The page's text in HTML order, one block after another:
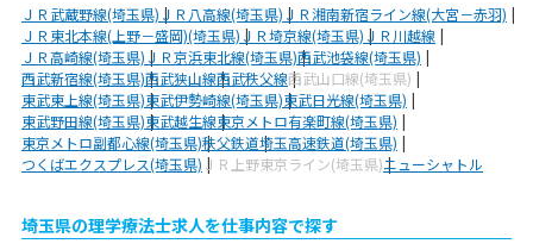
ＪＲ武蔵野線(埼玉県)ＪＲ八高線(埼玉県)ＪＲ湘南新宿ライン線(大宮－赤羽)
ＪＲ東北本線(上野－盛岡)(埼玉県)ＪＲ埼京線(埼玉県)ＪＲ川越線
ＪＲ高崎線(埼玉県)ＪＲ京浜東北線(埼玉県)西武池袋線(埼玉県)
西武新宿線(埼玉県)西武狭山線西武秩父線西武山口線(埼玉県)
東武東上線(埼玉県)東武伊勢崎線(埼玉県)東武日光線(埼玉県)
東武野田線(埼玉県)東武越生線東京メトロ有楽町線(埼玉県)
東京メトロ副都心線(埼玉県)秩父鉄道埼玉高速鉄道(埼玉県)
つくばエクスプレス(埼玉県) ＪＲ上野東京ライン(埼玉県)ニューシャトル
埼玉県の理学療法士求人を仕事内容で探す